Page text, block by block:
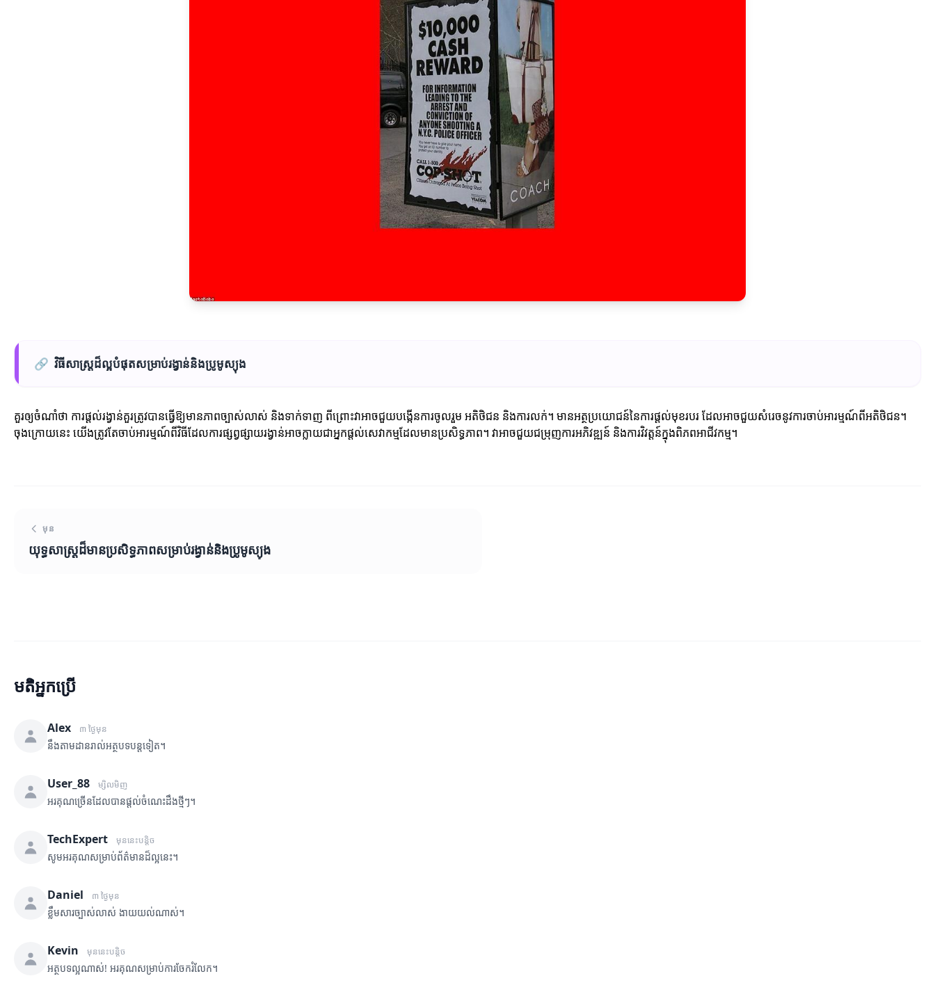
🔗 វិធីសាស្ត្រ​ដ៏ល្អបំផុតសម្រាប់​រង្វាន់និង​ប្រូមូស្យុង
គួរឲ្យចំណាំថា ការផ្តល់រង្វាន់គួរត្រូវបានធ្វើឱ្យមានភាពច្បាស់លាស់ និងទាក់ទាញ ពីព្រោះវាអាចជួយបង្កើនការចូលរួម អតិថិជន និងការលក់។ មានអត្ថប្រយោជន៍នៃការផ្តល់មុខរបរ ដែលអាចជួយសំរេចនូវការចាប់អារម្មណ៍ពីអតិថិជន។
ចុងក្រោយនេះ យើងត្រូវតែចាប់អារម្មណ៍ពីវិធីដែលការផ្សព្វផ្សាយរង្វាន់អាចក្លាយជាអ្នកផ្តល់សេវាកម្មដែលមានប្រសិទ្ធភាព។ វាអាចជួយជម្រុញការអភិវឌ្ឍន៍ និងការវិវត្តន៍ក្នុងពិភពអាជីវកម្ម។
មុន
យុទ្ធសាស្ត្រដ៏មានប្រសិទ្ធភាពសម្រាប់រង្វាន់និងប្រូមូស្យុង
មតិអ្នកប្រើ
Alex ៣ ថ្ងៃមុន
នឹងតាមដានរាល់អត្ថបទបន្តទៀត។
User_88 ម្សិលមិញ
អរគុណច្រើនដែលបានផ្តល់ចំណេះដឹងថ្មីៗ។
TechExpert មុននេះបន្តិច
សូមអរគុណសម្រាប់ព័ត៌មានដ៏ល្អនេះ។
Daniel ៣ ថ្ងៃមុន
ខ្លឹមសារច្បាស់លាស់ ងាយយល់ណាស់។
Kevin មុននេះបន្តិច
អត្ថបទល្អណាស់! អរគុណសម្រាប់ការចែករំលែក។